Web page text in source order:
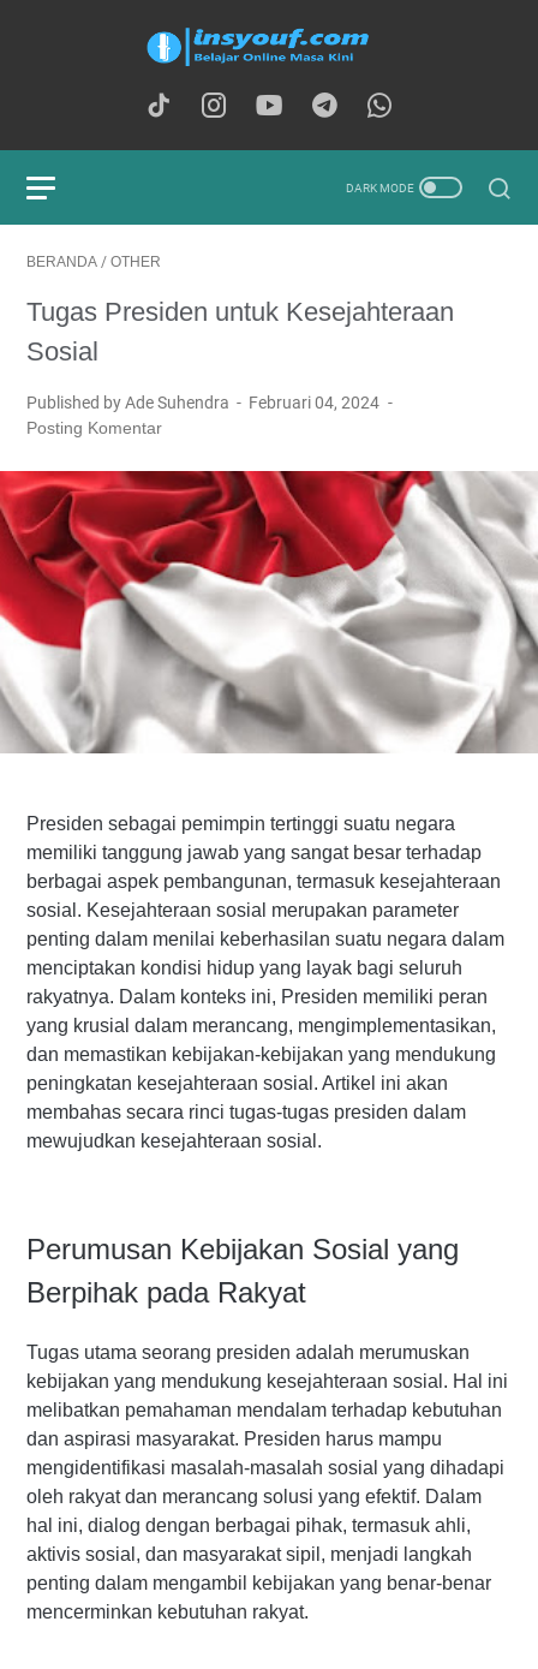
BERANDA / OTHER
Tugas Presiden untuk Kesejahteraan
Sosial
Published by Ade Suhendra
Februari 04, 2024
Posting Komentar
Presiden sebagai pemimpin tertinggi suatu negara
memiliki tanggung jawab yang sangat besar terhadap
berbagai aspek pembangunan, termasuk kesejahteraan
sosial. Kesejahteraan sosial merupakan parameter
penting dalam menilai keberhasilan suatu negara dalam
menciptakan kondisi hidup yang layak bagi seluruh
rakyatnya. Dalam konteks ini, Presiden memiliki peran
yang krusial dalam merancang, mengimplementasikan,
dan memastikan kebijakan-kebijakan yang mendukung
peningkatan kesejahteraan sosial. Artikel ini akan
membahas secara rinci tugas-tugas presiden dalam
mewujudkan kesejahteraan sosial.
Perumusan Kebijakan Sosial yang
Berpihak pada Rakyat
Tugas utama seorang presiden adalah merumuskan
kebijakan yang mendukung kesejahteraan sosial. Hal ini
melibatkan pemahaman mendalam terhadap kebutuhan
dan aspirasi masyarakat. Presiden harus mampu
mengidentifikasi masalah-masalah sosial yang dihadapi
oleh rakyat dan merancang solusi yang efektif. Dalam
hal ini, dialog dengan berbagai pihak, termasuk ahli,
aktivis sosial, dan masyarakat sipil, menjadi langkah
penting dalam mengambil kebijakan yang benar-benar
mencerminkan kebutuhan rakyat.